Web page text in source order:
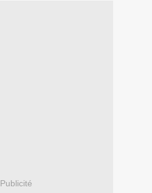
Publicité